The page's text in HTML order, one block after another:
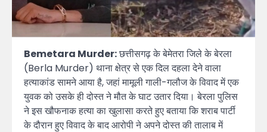
Bemetara Murder:छत्तीसगढ़ के बेमेतरा जिले के बेरला
(Berla Murder) थाना क्षेत्र से एक दिल दहला देने वाला
हत्याकांड सामने आया है, जहां मामूली गाली-गलौज के विवाद में एक
युवक को उसके ही दोस्त ने मौत के घाट उतार दिया। बेरला पुलिस
ने इस खौफनाक हत्या का खुलासा करते हुए बताया कि शराब पार्टी
के दौरान हुए विवाद के बाद आरोपी ने अपने दोस्त की तालाब में